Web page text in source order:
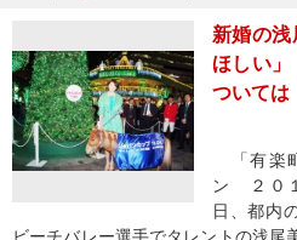
新婚の
ほしい
ついては
「有楽
ン ２０
日、都内